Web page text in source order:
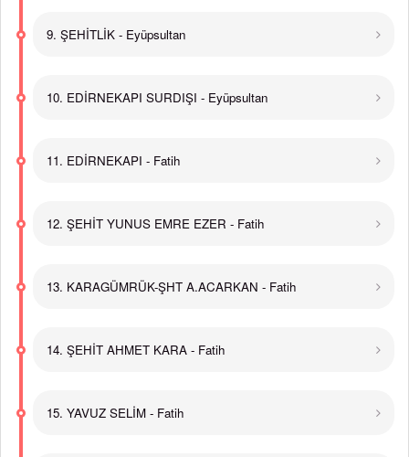
9. ŞEHİTLİK - Eyüpsultan
10. EDİRNEKAPI SURDIŞI - Eyüpsultan
11. EDİRNEKAPI - Fatih
12. ŞEHİT YUNUS EMRE EZER - Fatih
13. KARAGÜMRÜK-ŞHT A.ACARKAN - Fatih
14. ŞEHİT AHMET KARA - Fatih
15. YAVUZ SELİM - Fatih